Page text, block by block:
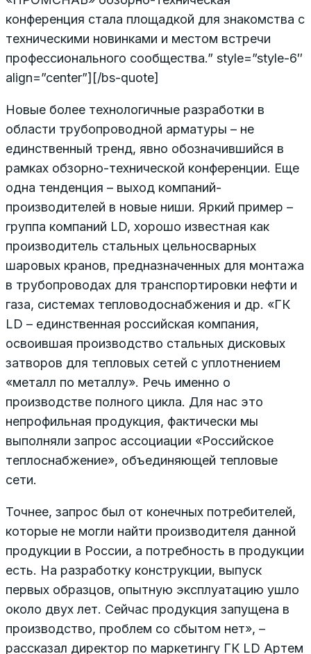
конференция стала площадкой для знакомства с
техническими новинками и местом встречи
профессионального сообщества.” style=”style-6″
align=”center”][/bs-quote]
Новые более технологичные разработки в
области трубопроводной арматуры – не
единственный тренд, явно обозначившийся в
рамках обзорно-технической конференции. Еще
одна тенденция – выход компаний-
производителей в новые ниши. Яркий пример –
группа компаний LD, хорошо известная как
производитель стальных цельносварных
шаровых кранов, предназначенных для монтажа
в трубопроводах для транспортировки нефти и
газа, системах тепловодоснабжения и др. «ГК
LD – единственная российская компания,
освоившая производство стальных дисковых
затворов для тепловых сетей с уплотнением
«металл по металлу». Речь именно о
производстве полного цикла. Для нас это
непрофильная продукция, фактически мы
выполняли запрос ассоциации «Российское
теплоснабжение», объединяющей тепловые
сети.
Точнее, запрос был от конечных потребителей,
которые не могли найти производителя данной
продукции в России, а потребность в продукции
есть. На разработку конструкции, выпуск
первых образцов, опытную эксплуатацию ушло
около двух лет. Сейчас продукция запущена в
производство, проблем со сбытом нет», –
рассказал директор по маркетингу ГК LD Артем